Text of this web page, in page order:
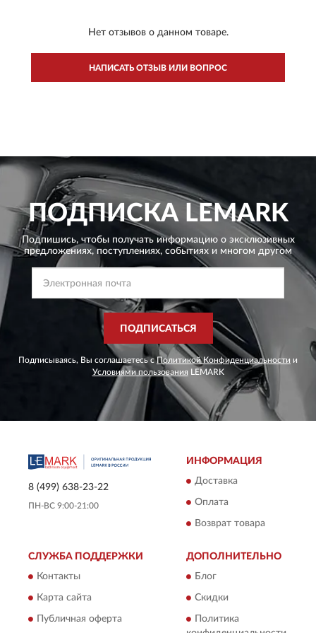
Нет отзывов о данном товаре.
НАПИСАТЬ ОТЗЫВ ИЛИ ВОПРОС
ПОДПИСКАLEMARK
Подпишись, чтобы получать информацию о эксклюзивных
предложениях, поступлениях, событиях и многом другом
ПОДПИСАТЬСЯ
Подписываясь, Вы соглашаетесь сПолитикой Конфиденциальности и
Условиями пользования LEMARK
8 (499) 638-23-22
ПН-ВС 9:00-21:00
ИНФОРМАЦИЯ
Доставка
Оплата
Возврат товара
СЛУЖБА ПОДДЕРЖКИ
Контакты
Карта сайта
Публичная оферта
ДОПОЛНИТЕЛЬНО
Блог
Скидки
Политика